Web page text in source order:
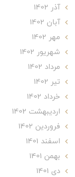
آذر 1402
آبان 1402
مهر 1402
شهریور 1402
مرداد 1402
تير 1402
خرداد 1402
ارديبهشت 1402
فروردین 1402
اسفند 1401
بهمن 1401
دی 1401